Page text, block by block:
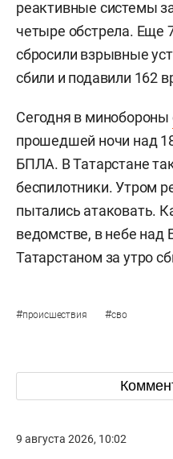
реактивные системы
четыре обстрела. Еще
сбросили взрывные
сбили и подавили 162
Сегодня в минобороны
прошедшей ночи над
БПЛА. В Татарстане
беспилотники. Утром
пытались атаковать.
ведомстве, в небе над
Татарстаном за утро
#происшествия #сво
9 августа 2026, 10:02